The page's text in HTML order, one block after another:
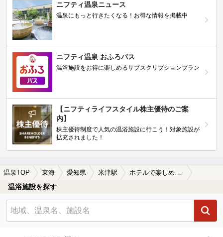
ニフティ温泉ニュース
温泉にもっと行きたくなる！お得な情報を掲載中
ニフティ温泉 おふろパス
温浴施設をお得に楽しめるサブスクリプションプラン
【ニフティライフスタイル株主優待のご案
内】
株主優待制度で人気の温浴施設に行こう！対象施設が
拡充されました！
温泉TOP 東海 愛知県 米津駅 ホテルで楽しめる米津駅近くの温泉、日帰り温泉、スーパー銭湯おすすめ
温浴施設を探す